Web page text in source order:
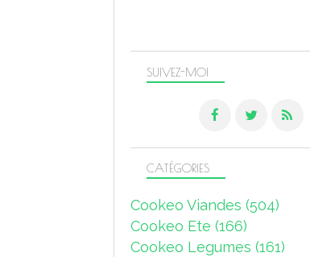
SUIVEZ-MOI
CATÉGORIES
Cookeo Viandes (504)
Cookeo Ete (166)
Cookeo Legumes (161)